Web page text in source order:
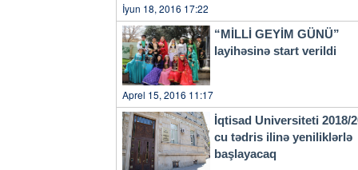
İyun 18, 2016 17:22
“MİLLİ GEYİM GÜNÜ”
layihəsinə start verildi
Aprel 15, 2016 11:17
İqtisad Universiteti 2018/
cu tədris ilinə yeniliklərlə
başlayacaq